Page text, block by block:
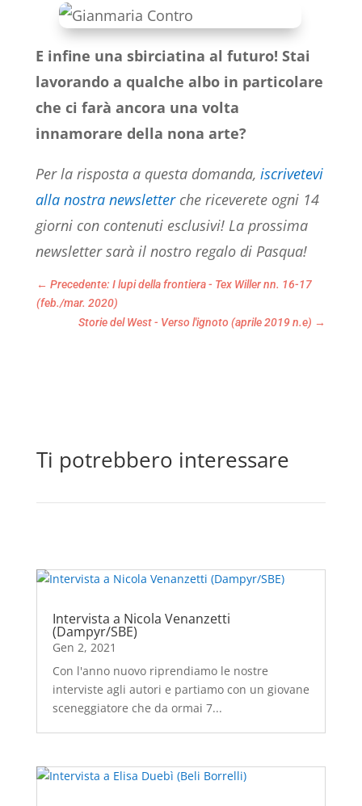
E infine una sbirciatina al futuro! Stai
lavorando a qualche albo in particolare
che ci farà ancora una volta
innamorare della nona arte?
Per la risposta a questa domanda, iscrivetevi
alla nostra newsletterche riceverete ogni 14
giorni con contenuti esclusivi! La prossima
newsletter sarà il nostro regalo di Pasqua!
← Precedente: I lupi della frontiera - Tex Willer nn. 16-17
(feb./mar. 2020)
Storie del West - Verso l'ignoto (aprile 2019 n.e) →
Ti potrebbero interessare
Intervista a Nicola Venanzetti
(Dampyr/SBE)
Gen 2, 2021
Con l'anno nuovo riprendiamo le nostre
interviste agli autori e partiamo con un giovane
sceneggiatore che da ormai 7...